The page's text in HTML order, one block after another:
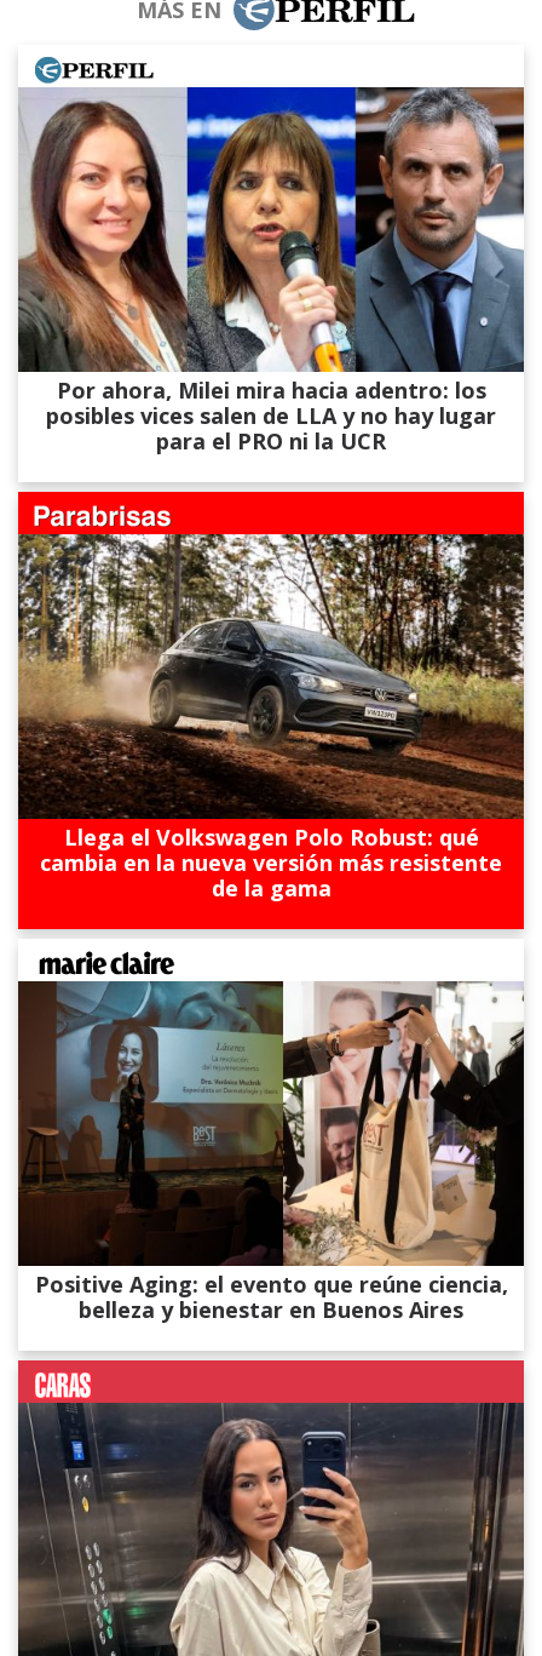
MÁS EN
Por ahora, Milei mira hacia adentro: los
posibles vices salen de LLA y no hay lugar
para el PRO ni la UCR
Llega el Volkswagen Polo Robust: qué
cambia en la nueva versión más resistente
de la gama
Positive Aging: el evento que reúne ciencia,
belleza y bienestar en Buenos Aires